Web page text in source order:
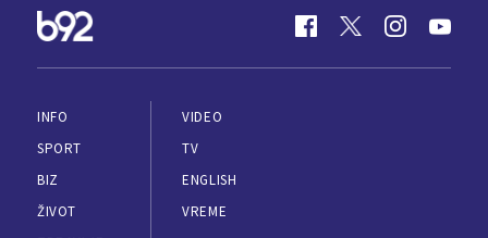
INFO
SPORT
BIZ
ŽIVOT
VIDEO
TV
ENGLISH
VREME